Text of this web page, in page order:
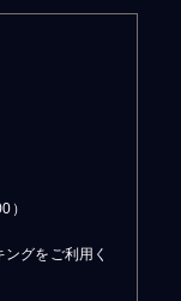
）
グをご利用く